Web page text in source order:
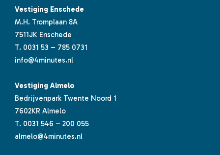
Vestiging Enschede
M.H. Tromplaan 8A
7511JK Enschede
T. 0031 53 – 785 0731
info@4minutes.nl
Vestiging Almelo
Bedrijvenpark Twente Noord 1
7602KR Almelo
T. 0031 546 – 200 055
almelo@4minutes.nl